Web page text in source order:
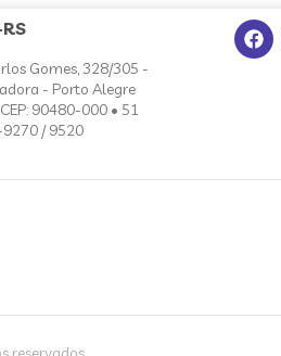
Gomes, 328/305 -
- Porto Alegre
CEP: 90480-000 • 51
/ 9520